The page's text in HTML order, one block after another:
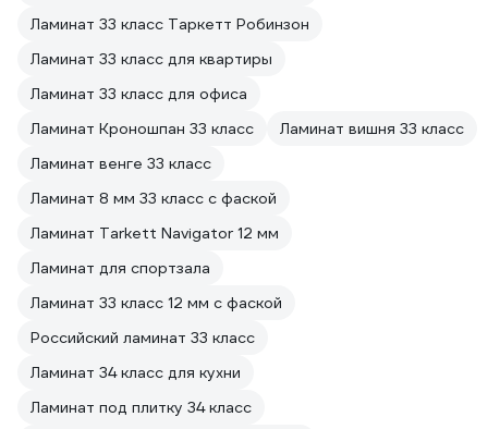
Ламинат 33 класс Таркетт Робинзон
Ламинат 33 класс для квартиры
Ламинат 33 класс для офиса
Ламинат Кроношпан 33 класс
Ламинат вишня 33 класс
Ламинат венге 33 класс
Ламинат 8 мм 33 класс с фаской
Ламинат Tarkett Navigator 12 мм
Ламинат для спортзала
Ламинат 33 класс 12 мм с фаской
Российский ламинат 33 класс
Ламинат 34 класс для кухни
Ламинат под плитку 34 класс